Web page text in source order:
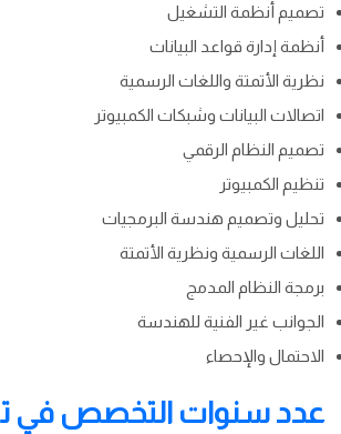
تصميم أنظمة التشغيل
أنظمة إدارة قواعد البيانات
نظرية الأتمتة واللغات الرسمية
اتصالات البيانات وشبكات الكمبيوتر
تصميم النظام الرقمي
تنظيم الكمبيوتر
تحليل وتصميم هندسة البرمجيات
اللغات الرسمية ونظرية الأتمتة
برمجة النظام المدمج
الجوانب غير الفنية للهندسة
الاحتمال والإحصاء
عدد سنوات التخصص في